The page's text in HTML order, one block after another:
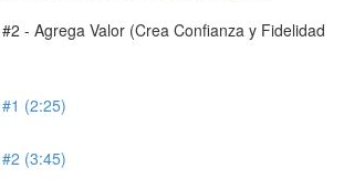
- Agrega Valor (Crea Confianza y Fidelidad
(2:25)
(3:45)